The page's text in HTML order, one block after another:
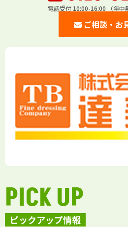
電話受付 10:00-16:00 （年中
ご相談・お
ピックアップ情報
PICK UP